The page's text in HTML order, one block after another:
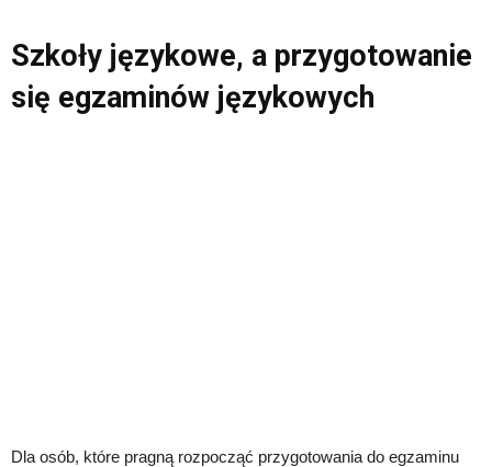
Szkoły językowe, a przygotowanie
się egzaminów językowych
Dla osób, które pragną rozpocząć przygotowania do egzaminu